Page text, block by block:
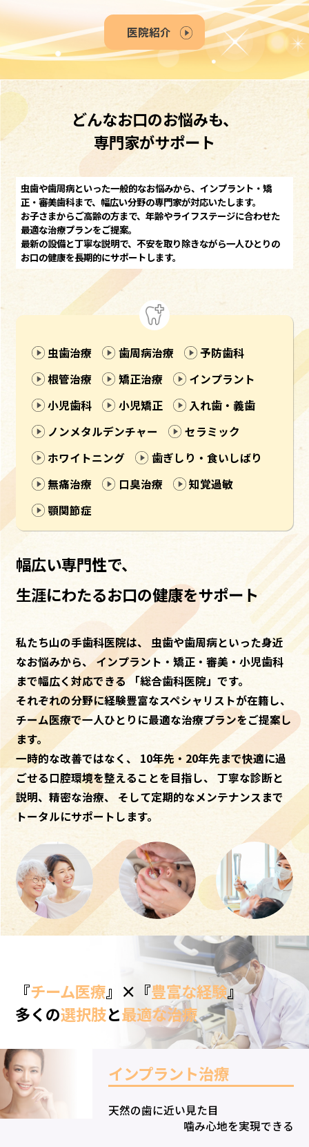
医院紹介
どんなお口のお悩みも、
専門家がサポート
虫歯や歯周病といった一般的なお悩みから、インプラント・矯
正・審美歯科まで、幅広い分野の専門家が対応いたします。
お子さまからご高齢の方まで、年齢やライフステージに合わせた
最適な治療プランをご提案。
最新の設備と丁寧な説明で、不安を取り除きながら一人ひとりの
お口の健康を長期的にサポートします。
虫歯治療 歯周病治療
予防歯科
根管治療
矯正治療
インプラント
小児歯科
小児矯正
入れ歯・義歯
ノンメタルデンチャー
セラミック
ホワイトニング
歯ぎしり・食いしばり
無痛治療
口臭治療
知覚過敏
顎関節症
幅広い専門性で、
生涯にわたるお口の健康をサポート
私たち山の手歯科医院は、
虫歯や歯周病といった身近
なお悩みから、インプラント・矯正・審美・小児歯科
まで幅広く対応できる「総合歯科医院」です。
それぞれの分野に経験豊富なスペシャリストが在籍し、
チーム医療で一人ひとりに最適な治療プランをご提案し
ます。
一時的な改善ではなく、
10年先・20年先まで快適に過
ごせる口腔環境を整えることを目指し、
丁寧な診断と
説明、精密な治療、
そして定期的なメンテナンスまで
トータルにサポートします。
『チーム医療』×『豊富な経験』
多くの選択肢と最適な治療
インプラント治療
天然の歯に近い見た目
噛み心地を実現できる